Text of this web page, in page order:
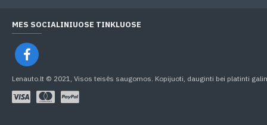
MES SOCIALINIUOSE TINKLUOSE
Lenauto.lt © 2021, Visos teisės saugomos. Kopijuoti, dauginti bei platinti